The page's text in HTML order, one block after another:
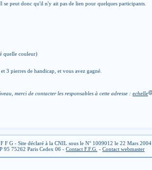
se peut donc qu'il n'y ait pas de lien pour quelques participants.
quelle couleur)
3 pierres de handicap, et vous avez gagné.
merci de contacter les responsables à cette adresse : echelle
F G - Site déclaré à la CNIL sous le N° 1009012 le 22 Mars 2004
95 75262 Paris Cedex 06 - Contact F.F.G. - Contact webmaster